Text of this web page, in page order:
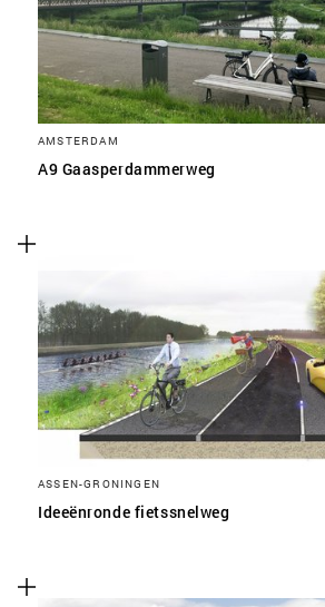
AMSTERDAM
A9 Gaasperdammerweg
ASSEN-GRONINGEN
Ideeënronde fietssnelweg